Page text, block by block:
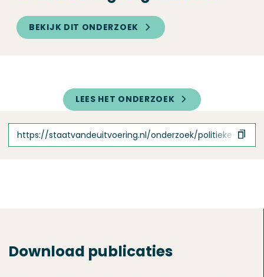
BEKIJK DIT ONDERZOEK
LEES HET ONDERZOEK
https://staatvandeuitvoering.nl/onderzoek/politieke-
Download publicaties